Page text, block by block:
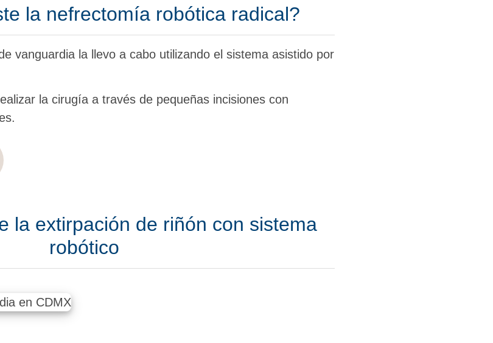
la nefrectomía robótica radical?
vanguardia la llevo a cabo utilizando el sistema asistido por
la cirugía a través de pequeñas incisiones con
la extirpación de riñón con sistema
robótico